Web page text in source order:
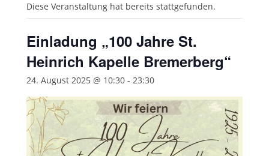
Diese Veranstaltung hat bereits stattgefunden.
Einladung „100 Jahre St.
Heinrich Kapelle Bremerberg“
24. August 2025 @ 10:30 - 23:30